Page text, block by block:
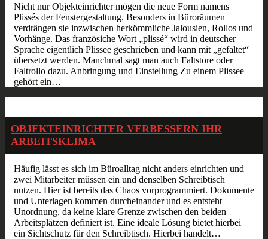
Nicht nur Objekteinrichter mögen die neue Form namens
Plissés der Fenstergestaltung. Besonders in Büroräumen
verdrängen sie inzwischen herkömmliche Jalousien, Rollos und
Vorhänge. Das französiche Wort „plissé“ wird in deutscher
Sprache eigentlich Plissee geschrieben und kann mit „gefaltet“
übersetzt werden. Manchmal sagt man auch Faltstore oder
Faltrollo dazu. Anbringung und Einstellung Zu einem Plissee
gehört ein…
OBJEKTEINRICHTER VERBESSERN IHR
ARBEITSKLIMA
Häufig lässt es sich im Büroalltag nicht anders einrichten und
zwei Mitarbeiter müssen ein und denselben Schreibtisch
nutzen. Hier ist bereits das Chaos vorprogrammiert. Dokumente
und Unterlagen kommen durcheinander und es entsteht
Unordnung, da keine klare Grenze zwischen den beiden
Arbeitsplätzen definiert ist. Eine ideale Lösung bietet hierbei
ein Sichtschutz für den Schreibtisch. Hierbei handelt…